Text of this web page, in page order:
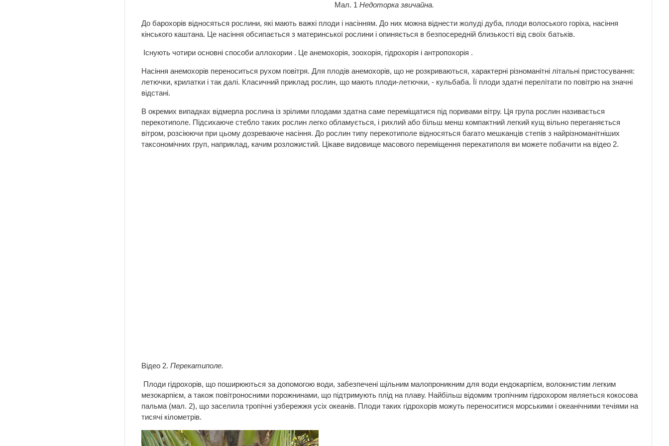
Мал. 1 Недоторка звичайна.
До барохорів відносяться рослини, які мають важкі плоди і насінням. До них можна віднести жолуді дуба, плоди волоського горіха, насіння
кінського каштана. Це насіння обсипається з материнської рослини і опиняється в безпосередній близькості від своїх батьків.
Існують чотири основні способи аллохории . Це анемохорія, зоохорія, гідрохорія і антропохорія .
Насіння анемохорів переноситься рухом повітря. Для плодів анемохорів, що не розкриваються, характерні різноманітні літальні пристосування:
летючки, крилатки і так далі. Класичний приклад рослин, що мають плоди-летючки, - кульбаба. Її плоди здатні перелітати по повітрю на значні
відстані.
В окремих випадках відмерла рослина із зрілими плодами здатна саме переміщатися під поривами вітру. Ця група рослин називається
перекотиполе. Підсихаюче стебло таких рослин легко обламується, і рихлий або більш менш компактний легкий кущ вільно переганяється
вітром, розсіюючи при цьому дозреваюче насіння. До рослин типу перекотиполе відносяться багато мешканців степів з найрізноманітніших
таксономічних груп, наприклад, качим розложистий. Цікаве видовище масового переміщення перекатиполя ви можете побачити на відео 2.
Відео 2. Перекатиполе.
Плоди гідрохорів, що поширюються за допомогою води, забезпечені щільним малопроникним для води ендокарпієм, волокнистим легким
мезокарпієм, а також повітроносними порожнинами, що підтримують плід на плаву. Найбільш відомим тропічним гідрохором являеться кокосова
пальма (мал. 2), що заселила тропічні узбережжя усіх океанів. Плоди таких гідрохорів можуть переноситися морськими і океанічними течіями на
тисячі кілометрів.